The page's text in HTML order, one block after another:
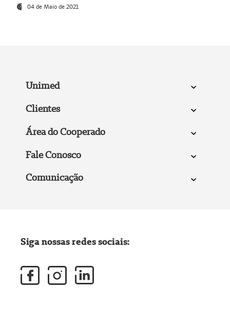
04 de Maio de 2021
Unimed
Clientes
Área do Cooperado
Fale Conosco
Comunicação
Siga nossas redes sociais: